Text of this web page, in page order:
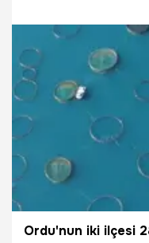
22.07.2026 Gündem